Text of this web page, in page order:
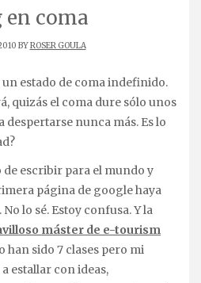
en coma
BYROSER GOULA
quizás el coma dure sólo unos
despertarse nunca más. Es lo
de escribir para el mundo y
página de google haya
lo sé. Estoy confusa. Y la
máster de e-tourism
han sido 7 clases pero mi
estallar con ideas,